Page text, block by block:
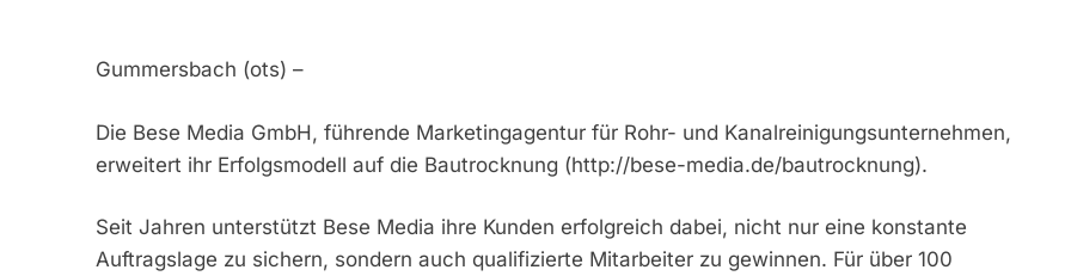
Gummersbach (ots) –
Die Bese Media GmbH, führende Marketingagentur für Rohr- und Kanalreinigungsunternehmen,
erweitert ihr Erfolgsmodell auf die Bautrocknung (http://bese-media.de/bautrocknung).
Seit Jahren unterstützt Bese Media ihre Kunden erfolgreich dabei, nicht nur eine konstante
Auftragslage zu sichern, sondern auch qualifizierte Mitarbeiter zu gewinnen. Für über 100